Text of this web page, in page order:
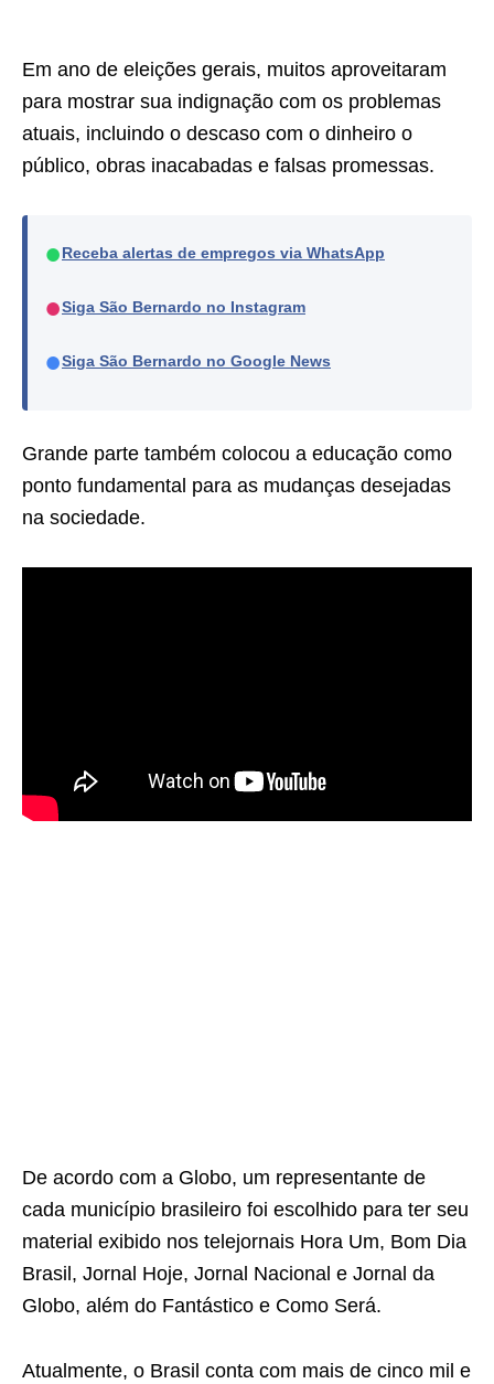
Em ano de eleições gerais, muitos aproveitaram
para mostrar sua indignação com os problemas
atuais, incluindo o descaso com o dinheiro o
público, obras inacabadas e falsas promessas.
● Receba alertas de empregos via WhatsApp
●Siga São Bernardo no Instagram
●Siga São Bernardo no Google News
Grande parte também colocou a educação como
ponto fundamental para as mudanças desejadas
na sociedade.
De acordo com a Globo, um representante de
cada município brasileiro foi escolhido para ter seu
material exibido nos telejornais Hora Um, Bom Dia
Brasil, Jornal Hoje, Jornal Nacional e Jornal da
Globo, além do Fantástico e Como Será.
Atualmente, o Brasil conta com mais de cinco mil e